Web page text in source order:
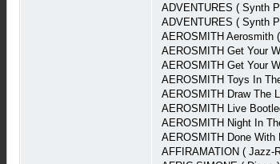
ADVENTURES ( Synth
ADVENTURES ( Synth
AEROSMITH Aerosmith
AEROSMITH Get Your
AEROSMITH Get Your
AEROSMITH Toys In
AEROSMITH Draw The
AEROSMITH Live
AEROSMITH Night In
AEROSMITH Done With
AFFIRAMATION ( Jazz-